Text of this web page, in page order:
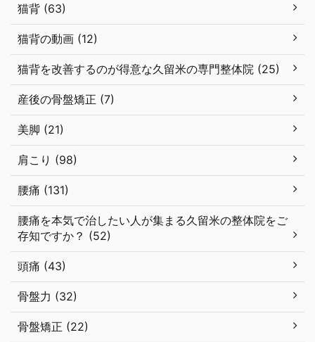
猫背 (63)
猫背の動画 (12)
猫背を改善するのが得意な久留米の専門整体院 (25)
産後の骨盤矯正 (7)
美脚 (21)
肩こり (98)
腰痛 (131)
腰痛を本気で治したい人が集まる久留米の整体院をご
存知ですか？ (52)
頭痛 (43)
骨盤力 (32)
骨盤矯正 (22)